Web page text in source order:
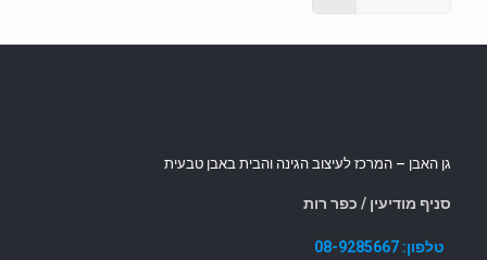
גן האבן – המרכז לעיצוב הגינה והבית באבן טבעית
סניף מודיעין / כפר רות
טלפון: 08-9285667